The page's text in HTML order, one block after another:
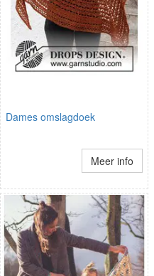
Dames omslagdoek
Meer info